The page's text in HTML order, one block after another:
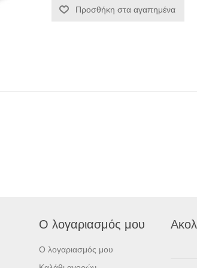
Προσθήκη στα αγαπημένα
Ο λογαριασμός μου
Ο λογαριασμός μου